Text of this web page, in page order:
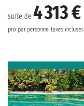
suite de 4 313 €
prix par personne taxes incluses